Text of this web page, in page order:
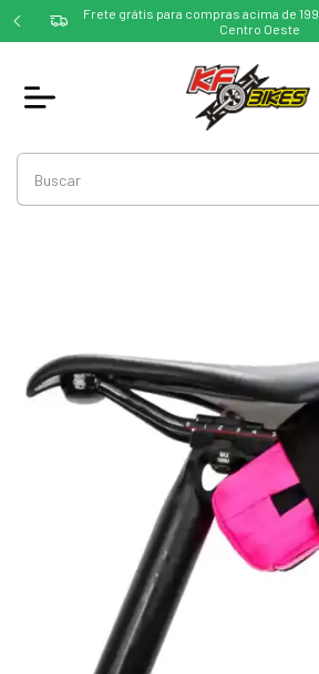
Frete grátis para compras acima de
Centro Oeste